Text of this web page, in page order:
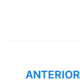
ANTERIOR